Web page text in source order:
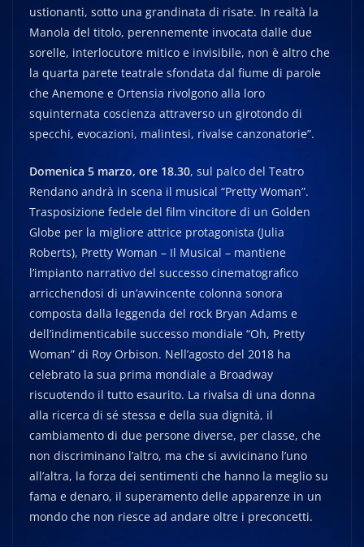
ustionanti, sotto una grandinata di risate. In realtà la
Manola del titolo, perennemente invocata dalle due
sorelle, interlocutore mitico e invisibile, non è altro che
la quarta parete teatrale sfondata dal fiume di parole
che Anemone e Ortensia rivolgono alla loro
squinternata coscienza attraverso un girotondo di
specchi, evocazioni, malintesi, rivalse canzonatorie”.
Domenica 5 marzo, ore 18.30, sul palco del Teatro
Rendano andrà in scena il musical “Pretty Woman”.
Trasposizione fedele del film vincitore di un Golden
Globe per la migliore attrice protagonista (Julia
Roberts), Pretty Woman – Il Musical – mantiene
l’impianto narrativo del successo cinematografico
arricchendosi di un’avvincente colonna sonora
composta dalla leggenda del rock Bryan Adams e
dell’indimenticabile successo mondiale “Oh, Pretty
Woman” di Roy Orbison. Nell’agosto del 2018 ha
celebrato la sua prima mondiale a Broadway
riscuotendo il tutto esaurito. La rivalsa di una donna
alla ricerca di sé stessa e della sua dignità, il
cambiamento di due persone diverse, per classe, che
non discriminano l’altro, ma che si avvicinano l’uno
all’altra, la forza dei sentimenti che hanno la meglio su
fama e denaro, il superamento delle apparenze in un
mondo che non riesce ad andare oltre i preconcetti.